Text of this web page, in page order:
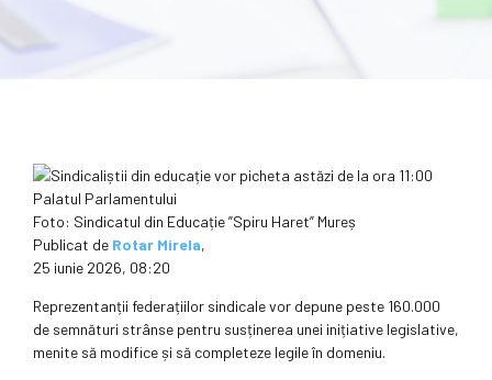
Foto: Sindicatul din Educație ”Spiru Haret” Mureș
Publicat de Rotar Mirela,
25 iunie 2026, 08:20
Reprezentanții federațiilor sindicale vor depune peste 160.000
de semnături strânse pentru susținerea unei inițiative legislative,
menite să modifice și să completeze legile în domeniu.